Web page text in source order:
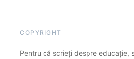
COPYRIGHT
Pentru că scrieți despre educație,